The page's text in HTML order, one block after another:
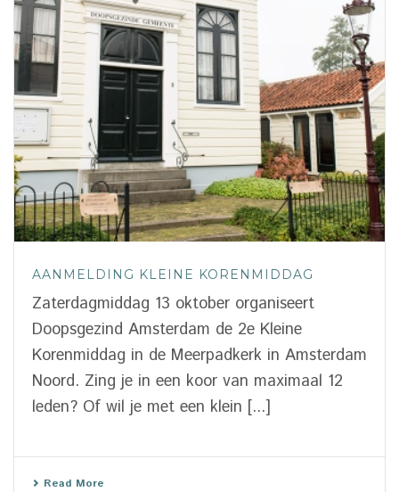
AANMELDING KLEINE KORENMIDDAG
Zaterdagmiddag 13 oktober organiseert
Doopsgezind Amsterdam de 2e Kleine
Korenmiddag in de Meerpadkerk in Amsterdam
Noord. Zing je in een koor van maximaal 12
leden? Of wil je met een klein [...]
Read More